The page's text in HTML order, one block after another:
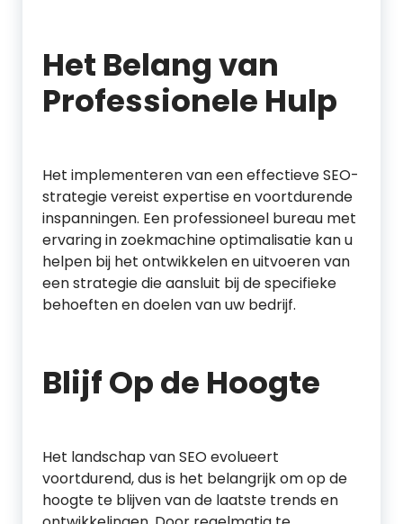
Het Belang van
Professionele Hulp
Het implementeren van een effectieve SEO-
strategie vereist expertise en voortdurende
inspanningen. Een professioneel bureau met
ervaring in zoekmachine optimalisatie kan u
helpen bij het ontwikkelen en uitvoeren van
een strategie die aansluit bij de specifieke
behoeften en doelen van uw bedrijf.
Blijf Op de Hoogte
Het landschap van SEO evolueert
voortdurend, dus is het belangrijk om op de
hoogte te blijven van de laatste trends en